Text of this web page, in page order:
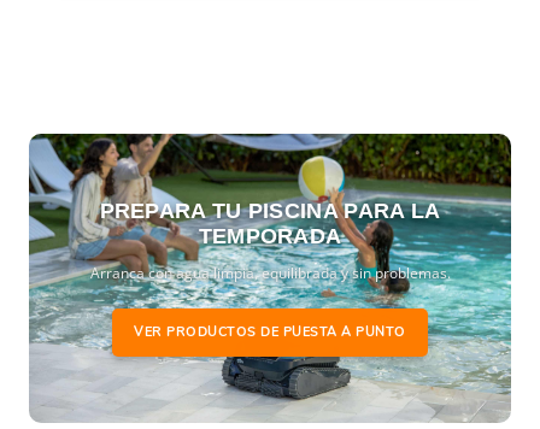
PREPARA TU PISCINA PARA LA
TEMPORADA
Arranca con agua limpia, equilibrada y sin problemas.
VER PRODUCTOS DE PUESTA A PUNTO